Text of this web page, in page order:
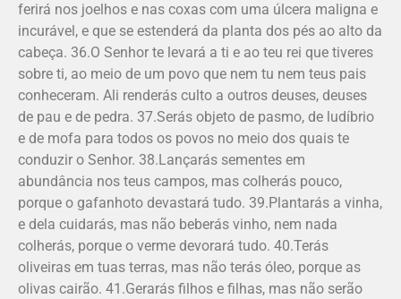
ferirá nos joelhos e nas coxas com uma úlcera maligna e
incurável, e que se estenderá da planta dos pés ao alto da
cabeça. 36.O Senhor te levará a ti e ao teu rei que tiveres
sobre ti, ao meio de um povo que nem tu nem teus pais
conheceram. Ali renderás culto a outros deuses, deuses
de pau e de pedra. 37.Serás objeto de pasmo, de ludíbrio
e de mofa para todos os povos no meio dos quais te
conduzir o Senhor. 38.Lançarás sementes em
abundância nos teus campos, mas colherás pouco,
porque o gafanhoto devastará tudo. 39.Plantarás a vinha,
e dela cuidarás, mas não beberás vinho, nem nada
colherás, porque o verme devorará tudo. 40.Terás
oliveiras em tuas terras, mas não terás óleo, porque as
olivas cairão. 41.Gerarás filhos e filhas, mas não serão